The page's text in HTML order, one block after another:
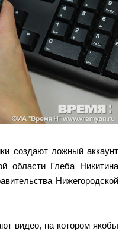
создают ложный аккаунт
области Глеба Никитина
Нижегородской
видео, на котором якобы